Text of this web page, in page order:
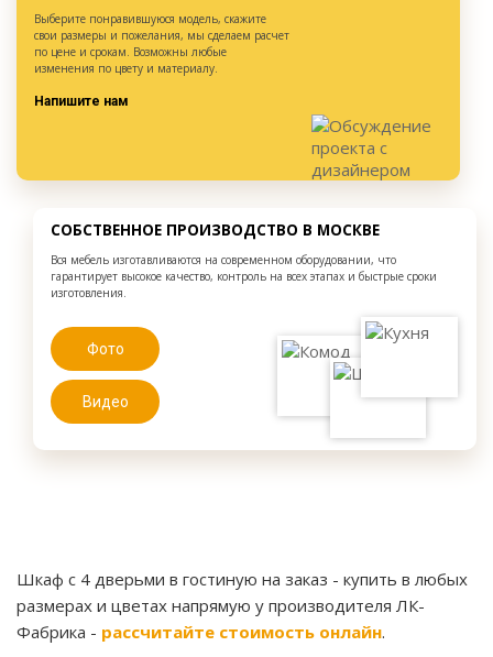
Выберите понравившуюся модель, скажите
свои размеры и пожелания, мы сделаем расчет
по цене и срокам. Возможны любые
изменения по цвету и материалу.
Напишите нам
СОБСТВЕННОЕ ПРОИЗВОДСТВО В МОСКВЕ
Вся мебель изготавливаются на современном оборудовании, что
гарантирует высокое качество, контроль на всех этапах и быстрые сроки
изготовления.
Фото
Видео
Шкаф с 4 дверьми в гостиную на заказ - купить в любых
размерах и цветах напрямую у производителя ЛК-
Фабрика - рассчитайте стоимость онлайн.